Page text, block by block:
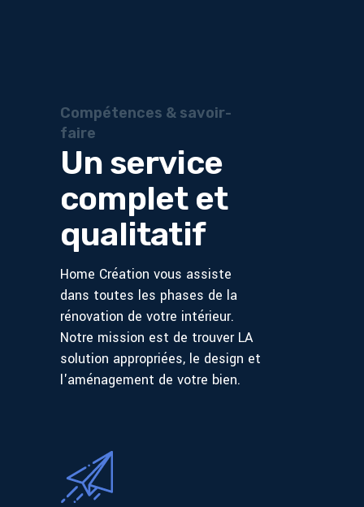
Compétences & savoir-
faire
Un service
complet et
qualitatif
Home Création vous assiste
dans toutes les phases de la
rénovation de votre intérieur.
Notre mission est de trouver LA
solution appropriées, le design et
l'aménagement de votre bien.